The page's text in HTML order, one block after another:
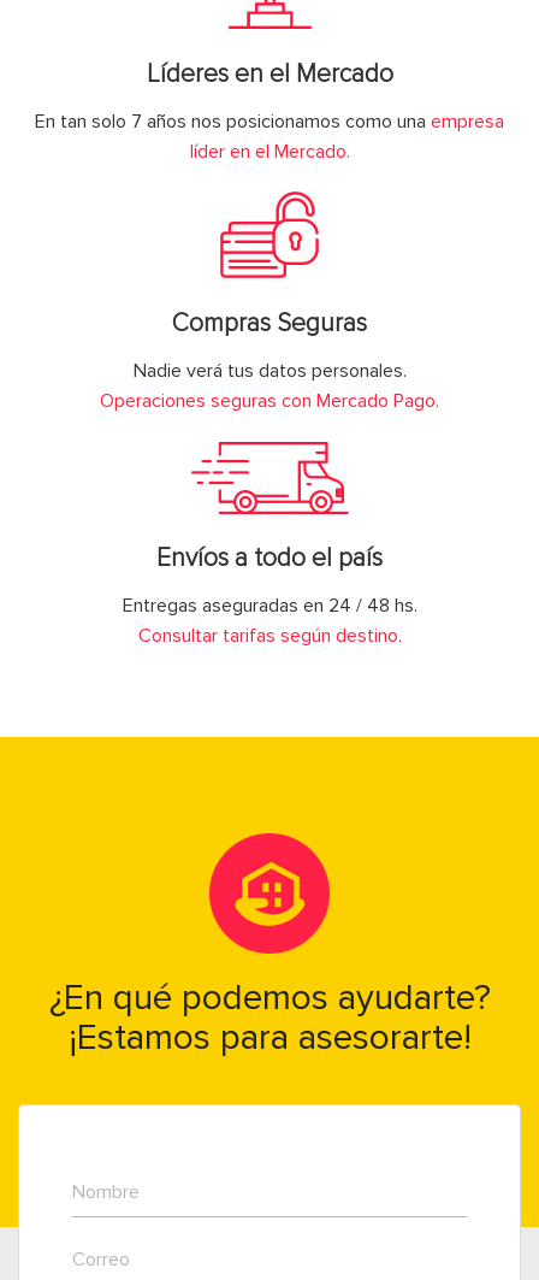
Líderes en el Mercado
En tan solo 7 años nos posicionamos como una empresa
líder en el Mercado.
Compras Seguras
Nadie verá tus datos personales.
Operaciones seguras con Mercado Pago.
Envíos a todo el país
Entregas aseguradas en 24 / 48 hs.
Consultar tarifas según destino.
¿En qué podemos ayudarte?
¡Estamos para asesorarte!